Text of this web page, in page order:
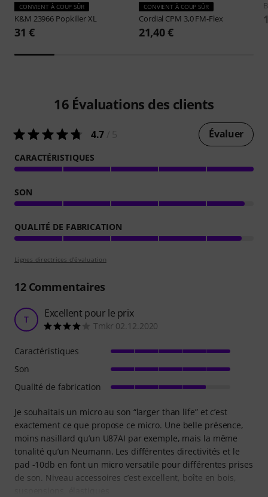
CONVIENT À COUP SÛR
K&M 23966 Popkiller XL
31 €
CONVIENT À COUP SÛR
Cordial CPM 3,0 FM-Flex
21,40 €
16 Évaluations des clients
4.7 Évaluer
CARACTÉRISTIQUES
SON
QUALITÉ DE FABRICATION
Lignes directrices d'évaluation
12Commentaires
T Excellent pour le prix
Tmkr 02.12.2020
Je souhaitais un micro au son “larger than life” et c’est
exactement ce que propose ce micro. Une belle présence,
moins nasillard qu’un U87AI par exemple, mais la même
tonalité qu’un Neumann. Les différentes directivités et le
pad -10db en font un micro versatile pour différentes prises
de son. Niveau accessoires c’est excellent, boîte en bois,
Caractéristiques
Son
Qualité de fabrication